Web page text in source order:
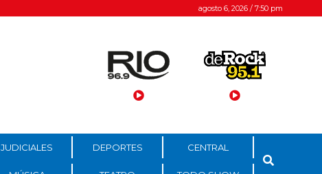
agosto 6, 2026 / 7:50 pm
JUDICIALES DEPORTES CENTRAL